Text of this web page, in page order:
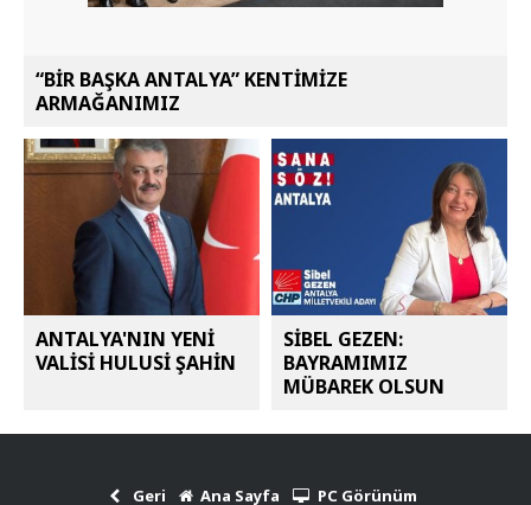
“BİR BAŞKA ANTALYA” KENTİMİZE
ARMAĞANIMIZ
ANTALYA'NIN YENİ
VALİSİ HULUSİ ŞAHİN
SİBEL GEZEN:
BAYRAMIMIZ
MÜBAREK OLSUN
Geri Ana Sayfa PC Görünüm